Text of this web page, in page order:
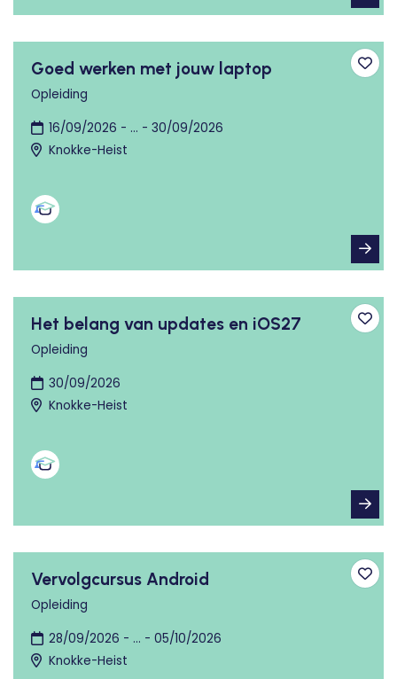
Goed werken met jouw laptop
Opleiding
16/09/2026 - ... - 30/09/2026
Knokke-Heist
Het belang van updates en iOS27
Opleiding
30/09/2026
Knokke-Heist
Vervolgcursus Android
Opleiding
28/09/2026 - ... - 05/10/2026
Knokke-Heist